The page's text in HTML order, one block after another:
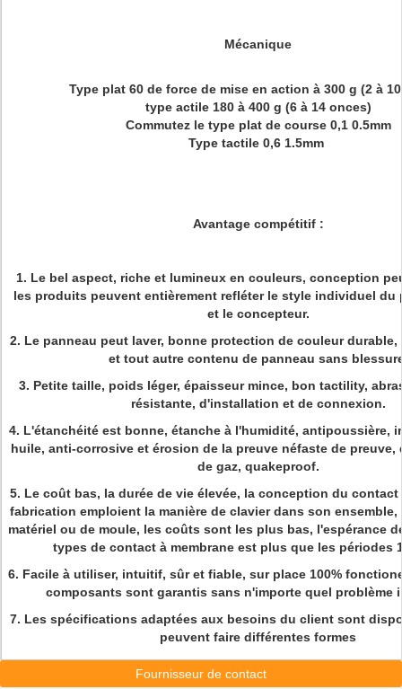
Mécanique
Type plat 60 de force de mise en action à 300 g (2 à
type actile 180 à 400 g (6 à 14 onces)
Commutez le type plat de course 0,1 0.5mm
Type tactile 0,6 1.5mm
Avantage compétitif :
1. Le bel aspect, riche et lumineux en couleurs, conception
les produits peuvent entièrement refléter le style individuel du
et le concepteur.
2. Le panneau peut laver, bonne protection de couleur durable,
et tout autre contenu de panneau sans
3. Petite taille, poids léger, épaisseur mince, bon tactility,
résistante, d'installation et de connexion.
4. L'étanchéité est bonne, étanche à l'humidité, antipoussière,
huile, anti-corrosive et érosion de la preuve néfaste de preuve,
de gaz, quakeproof.
5. Le coût bas, la durée de vie élevée, la conception du contact
fabrication emploient la manière de clavier dans son
matériel ou de moule, les coûts sont les plus bas, l'espérance
types de contact à membrane est plus que les périodes
6. Facile à utiliser, intuitif, sûr et fiable, sur place 100%
composants sont garantis sans n'importe quel problème
7. Les spécifications adaptées aux besoins du client sont
peuvent faire différentes formes
Fournisseur de contact